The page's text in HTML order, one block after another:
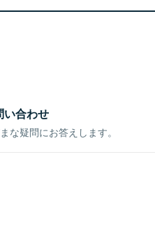
い合わせ
な疑問にお答えします。